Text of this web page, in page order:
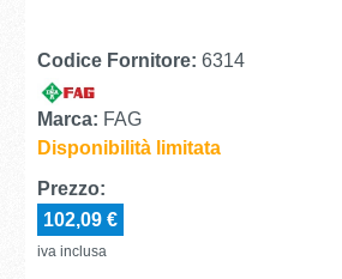
Codice Fornitore: 6314
Marca: FAG
Disponibilità limitata
Prezzo:
102,09 €
iva inclusa